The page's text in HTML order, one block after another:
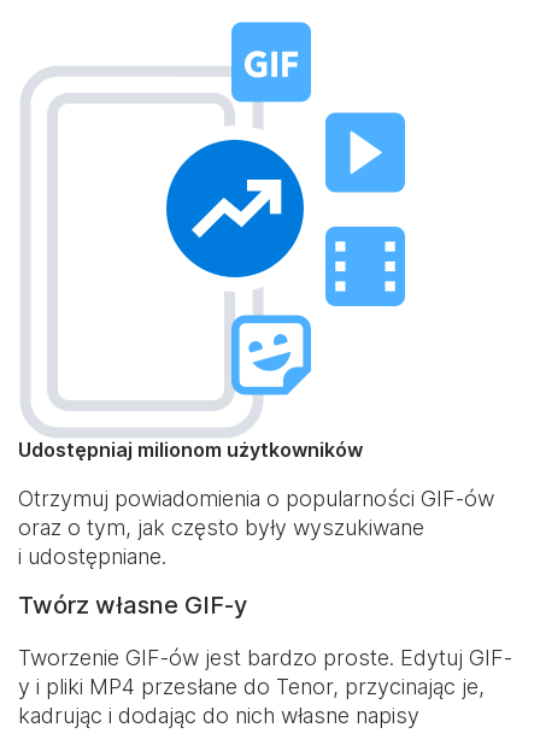
Udostępniaj milionom użytkowników
Otrzymuj powiadomienia o popularności GIF-ów
oraz o tym, jak często były wyszukiwane
i udostępniane.
Twórz własne GIF-y
Tworzenie GIF-ów jest bardzo proste. Edytuj GIF-
y i pliki MP4 przesłane do Tenor, przycinając je,
kadrując i dodając do nich własne napisy